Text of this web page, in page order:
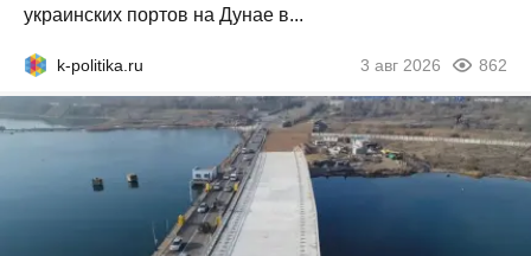
украинских портов на Дунае в...
k-politika.ru 3 авг 2026 862